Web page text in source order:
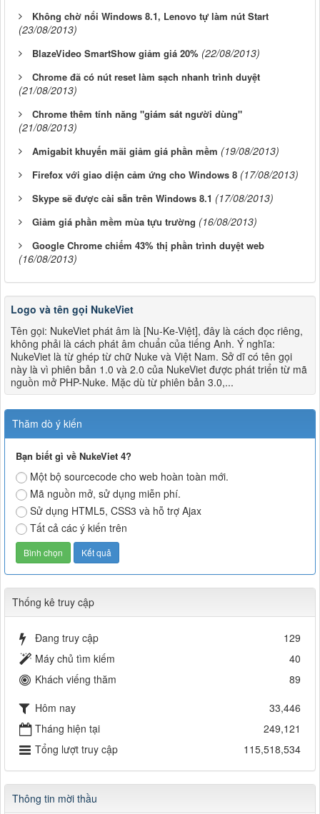
Không chờ nổi Windows 8.1, Lenovo tự làm nút Start
(23/08/2013)
BlazeVideo SmartShow giảm giá 20% (22/08/2013)
Chrome đã có nút reset làm sạch nhanh trình duyệt
(21/08/2013)
Chrome thêm tính năng "giám sát người dùng"
(21/08/2013)
Amigabit khuyến mãi giảm giá phần mềm (19/08/2013)
Firefox với giao diện cảm ứng cho Windows 8 (17/08/2013)
Skype sẽ được cài sẵn trên Windows 8.1 (17/08/2013)
Giảm giá phần mềm mùa tựu trường (16/08/2013)
Google Chrome chiếm 43% thị phần trình duyệt web
(16/08/2013)
Logo và tên gọi NukeViet
Tên gọi: NukeViet phát âm là [Nu-Ke-Việt], đây là cách đọc riêng,
không phải là cách phát âm chuẩn của tiếng Anh. Ý nghĩa:
NukeViet là từ ghép từ chữ Nuke và Việt Nam. Sở dĩ có tên gọi
này là vì phiên bản 1.0 và 2.0 của NukeViet được phát triển từ mã
nguồn mở PHP-Nuke. Mặc dù từ phiên bản 3.0,...
Thăm dò ý kiến
Bạn biết gì về NukeViet 4?
Một bộ sourcecode cho web hoàn toàn mới.
Mã nguồn mở, sử dụng miễn phí.
Sử dụng HTML5, CSS3 và hỗ trợ Ajax
Tất cả các ý kiến trên
Thống kê truy cập
Đang truy cập
129
Máy chủ tìm kiếm
40
Khách viếng thăm
89
Hôm nay
33,446
Tháng hiện tại
249,121
Tổng lượt truy cập
115,518,534
Thông tin mời thầu